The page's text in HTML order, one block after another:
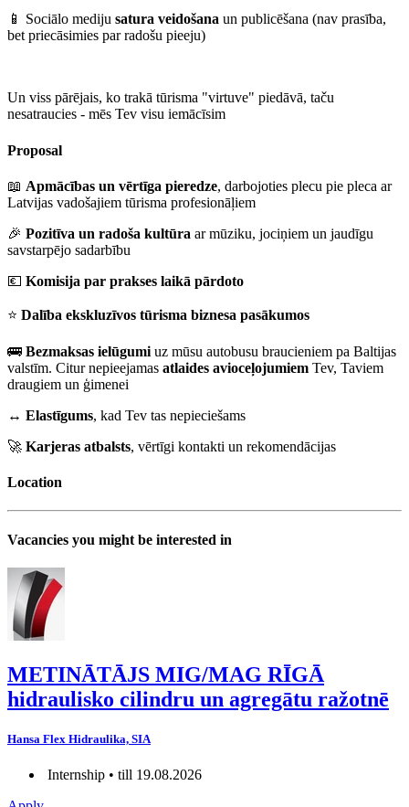
📱 Sociālo mediju satura veidošana un publicēšana (nav prasība,
bet priecāsimies par radošu pieeju)
Un viss pārējais, ko trakā tūrisma "virtuve" piedāvā, taču
nesatraucies - mēs Tev visu iemācīsim
Proposal
📖 Apmācības un vērtīga pieredze, darbojoties plecu pie pleca ar
Latvijas vadošajiem tūrisma profesionāļiem
🎉 Pozitīva un radoša kultūra ar mūziku, jociņiem un jaudīgu
savstarpējo sadarbību
💶 Komisija par prakses laikā pārdoto
⭐ Dalība ekskluzīvos tūrisma biznesa pasākumos
🚌 Bezmaksas ielūgumi uz mūsu autobusu braucieniem pa Baltijas
valstīm. Citur nepieejamas atlaides avioceļojumiem Tev, Taviem
draugiem un ģimenei
↔️ Elastīgums, kad Tev tas nepieciešams
🚀 Karjeras atbalsts, vērtīgi kontakti un rekomendācijas
Location
Vacancies you might be interested in
METINĀTĀJS MIG/MAG RĪGĀ
hidraulisko cilindru un agregātu ražotnē
Hansa Flex Hidraulika, SIA
Internship • till 19.08.2026